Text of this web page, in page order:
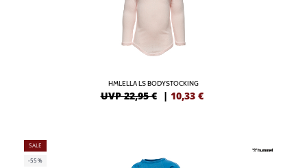
HMLELLA LS BODYSTOCKING
UVP 22,95 € | 10,33 €
SALE
-55%